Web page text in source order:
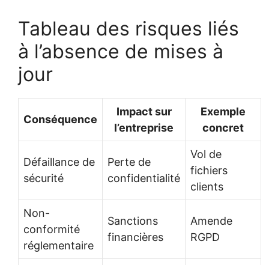
Tableau des risques liés
à l’absence de mises à
jour
Conséquence
Impact sur
l’entreprise
Exemple
concret
Défaillance de
sécurité
Perte de
confidentialité
Vol de
fichiers
clients
Non-
conformité
réglementaire
Sanctions
financières
Amende
RGPD